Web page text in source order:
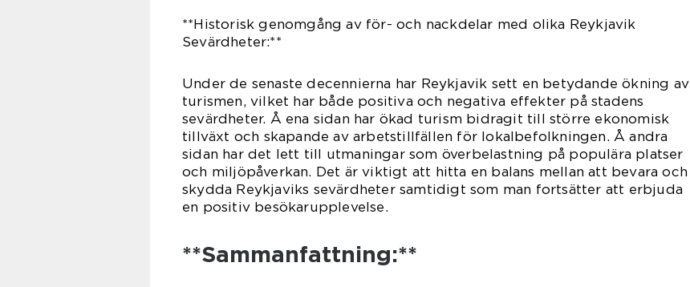
**Historisk genomgång av för- och nackdelar med olika Reykjavik
Sevärdheter:**
Under de senaste decennierna har Reykjavik sett en betydande ökning av
turismen, vilket har både positiva och negativa effekter på stadens
sevärdheter. Å ena sidan har ökad turism bidragit till större ekonomisk
tillväxt och skapande av arbetstillfällen för lokalbefolkningen. Å andra
sidan har det lett till utmaningar som överbelastning på populära platser
och miljöpåverkan. Det är viktigt att hitta en balans mellan att bevara och
skydda Reykjaviks sevärdheter samtidigt som man fortsätter att erbjuda
en positiv besökarupplevelse.
**Sammanfattning:**